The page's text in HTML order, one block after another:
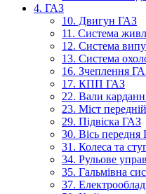
4. ГАЗ
10. Двигун ГАЗ
11. Система
12. Система
13. Система
16. Зчеплення
17. КПП ГАЗ
22. Вали
23. Міст
29. Підвіска ГАЗ
30. Вісь передня
31. Колеса та
34. Рульове
35. Гальмівна
37.